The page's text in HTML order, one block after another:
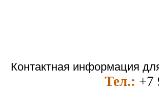
Контактная информация
Тел.: +7